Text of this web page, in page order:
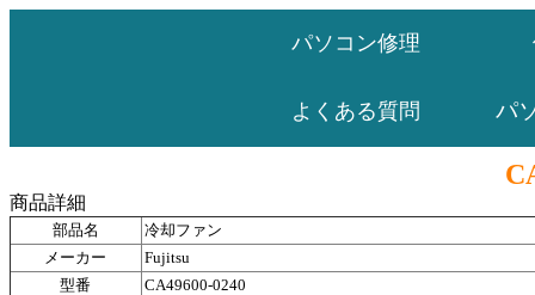
パソコン修理
よくある質問 パ
商品詳細
部品名
冷却ファン
メーカー
Fujitsu
型番
CA49600-0240